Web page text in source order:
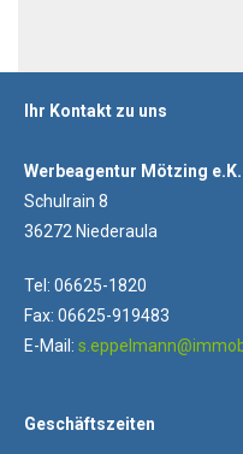
Ihr Kontakt zu uns
Werbeagentur Mötzing e.K.
Schulrain 8
36272 Niederaula
Tel: 06625-1820
Fax: 06625-919483
E-Mail:
Geschäftszeiten